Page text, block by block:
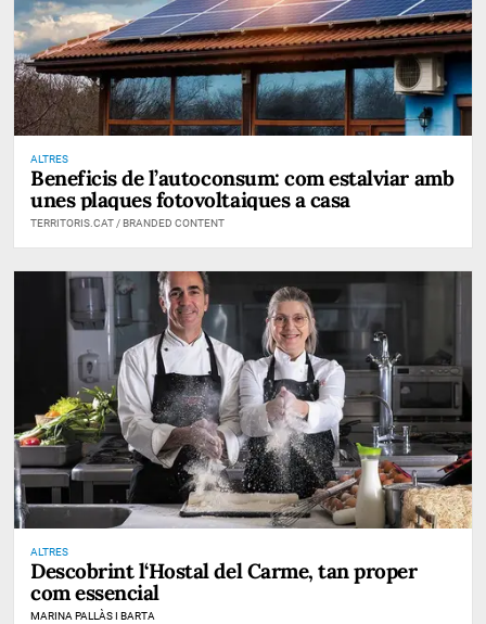
ALTRES
Beneficis de l’autoconsum: com estalviar amb
unes plaques fotovoltaiques a casa
TERRITORIS.CAT / BRANDED CONTENT
ALTRES
Descobrint l‘Hostal del Carme, tan proper
com essencial
MARINA PALLÀS I BARTA